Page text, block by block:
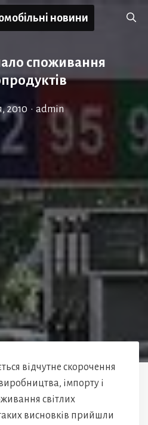
новини
споживання
2010 • admin
відчутне скорочення
імпорту і
світлих
висновків прийшли